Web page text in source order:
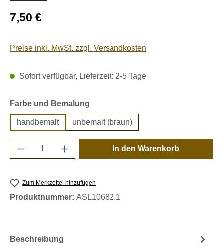
Regulärer Preis:
7,50 €
Preise inkl. MwSt. zzgl. Versandkosten
Sofort verfügbar, Lieferzeit: 2-5 Tage
Farbe und Bemalung
handbemalt unbemalt (braun)
Produkt Anzahl: Gib den gewünschten
In den Warenkorb
Zum Merkzettel hinzufügen
Produktnummer: ASL10682.1
Beschreibung